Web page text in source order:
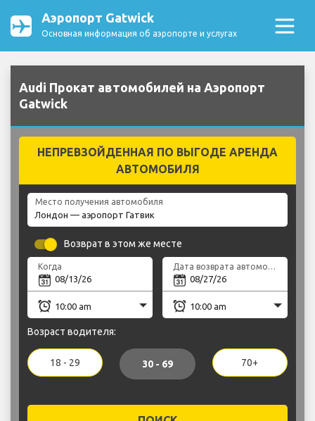
Аэропорт Gatwick
Основная информация об аэропорте и услугах
Audi Прокат автомобилей на Аэропорт
Gatwick
НЕПРЕВЗОЙДЕННАЯ ПО ВЫГОДЕ АРЕНДА
АВТОМОБИЛЯ
Место получения автомобиля
Возврат в этом же месте
Когда Дата возврата автомобиля
Возраст водителя:
18 - 29 30 - 69 70+